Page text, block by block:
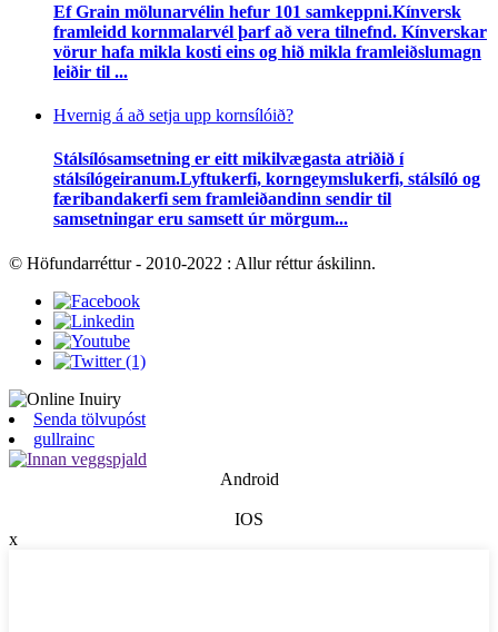
Ef Grain mölunarvélin hefur 101 samkeppni.Kínversk
framleidd kornmalarvél þarf að vera tilnefnd. Kínverskar
vörur hafa mikla kosti eins og hið mikla framleiðslumagn
leiðir til ...
Hvernig á að setja upp kornsílóið?
Stálsílósamsetning er eitt mikilvægasta atriðið í
stálsílógeiranum.Lyftukerfi, korngeymslukerfi, stálsíló og
færibandakerfi sem framleiðandinn sendir til
samsetningar eru samsett úr mörgum...
© Höfundarréttur - 2010-2022 : Allur réttur áskilinn.
Senda tölvupóst
gullrainc
Android
IOS
x